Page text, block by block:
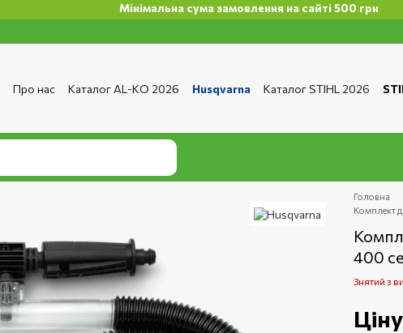
Мінімальна сума замовлення на сайті 500 грн
Про нас Каталог AL-KO 2026 Husqvarna Каталог STIHL 2026
Публічний договір
Політика конфіденційності
Головна
Комплект
400
Знятий з